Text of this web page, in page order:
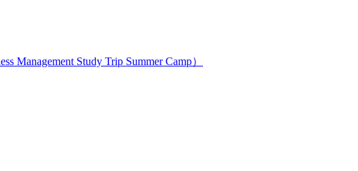
Management Study Trip Summer Camp）